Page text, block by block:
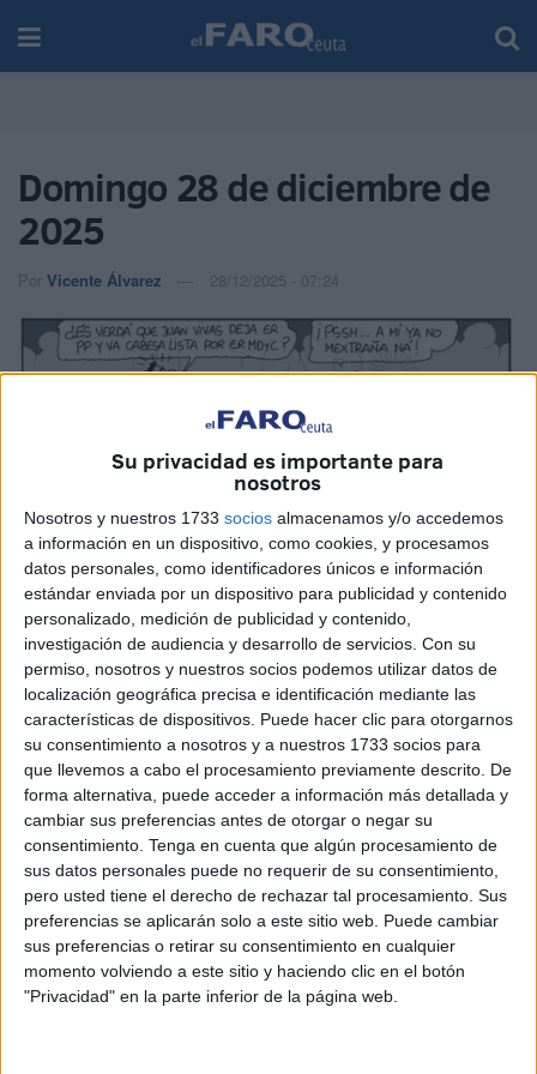
Su privacidad es importante para
nosotros
Nosotros y nuestros 1733 socios almacenamos y/o accedemos
a información en un dispositivo, como cookies, y procesamos
datos personales, como identificadores únicos e información
estándar enviada por un dispositivo para publicidad y contenido
personalizado, medición de publicidad y contenido,
investigación de audiencia y desarrollo de servicios. Con su
permiso, nosotros y nuestros socios podemos utilizar datos de
localización geográfica precisa e identificación mediante las
características de dispositivos. Puede hacer clic para otorgarnos
su consentimiento a nosotros y a nuestros 1733 socios para
que llevemos a cabo el procesamiento previamente descrito. De
forma alternativa, puede acceder a información más detallada y
cambiar sus preferencias antes de otorgar o negar su
consentimiento. Tenga en cuenta que algún procesamiento de
sus datos personales puede no requerir de su consentimiento,
pero usted tiene el derecho de rechazar tal procesamiento. Sus
preferencias se aplicarán solo a este sitio web. Puede cambiar
sus preferencias o retirar su consentimiento en cualquier
momento volviendo a este sitio y haciendo clic en el botón
"Privacidad" en la parte inferior de la página web.
Domingo 28 de diciembre de
2025
Por Vicente Álvarez 28/12/2025 - 07:24
RelatedPosts
La playa del Trampolín se llena de
refugios para pasar la noche
HACE 5 MINUTOS
Carta abierta a la Presidencia de la
Comisión Europea, al Parlamento
Europeo y a la Presidencia del Consejo
de Europa
HACE 1 HORA
Exigen al Gobierno que la final de la Copa
Mundial de fútbol 2030 sea en España,
no en Marruecos
HACE 1 HORA